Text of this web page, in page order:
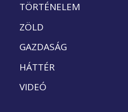
TÖRTÉNELEM
ZÖLD
GAZDASÁG
HÁTTÉR
VIDEÓ